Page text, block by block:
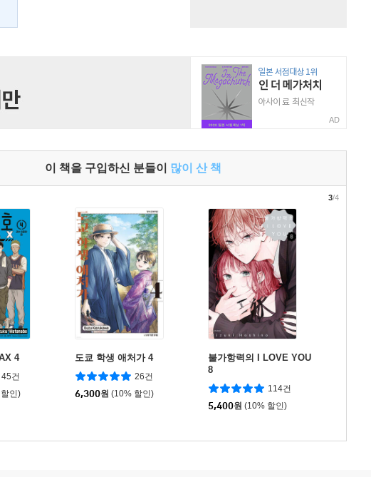
AD
이 책을 구입하신 분들이 많이 산 책
4
45건
인)
도쿄 학생 애처가 4
26건
6,300원 (10% 할인)
불가항력의 I LOVE YOU
8
114건
5,400원 (10% 할인)
3/4